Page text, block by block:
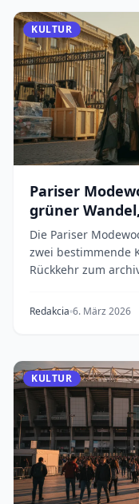
KULTUR
Pariser
grüner
Die Pariser
zwei bestimmende
Rückkehr zum
Redakcia 6. März 2026
KULTUR